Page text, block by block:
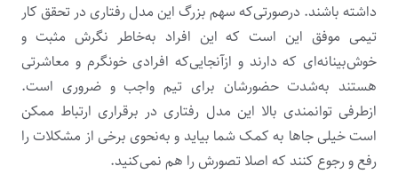
داشته باشند. درصورتی‌که سهم بزرگ این مدل رفتاری در تحقق کار
تیمی موفق این است که این افراد به‌خاطر نگرش مثبت و
خوش‌بینانه‌ای که دارند و ازآنجایی‌که افرادی خونگرم و معاشرتی
هستند به‌شدت حضورشان برای تیم واجب و ضروری است.
ازطرفی توانمندی بالا این مدل رفتاری در برقراری ارتباط ممکن
است خیلی جاها به کمک شما بیاید و به‌نحوی برخی از مشکلات را
رفع و رجوع کنند که اصلا تصورش را هم نمی‌کنید.